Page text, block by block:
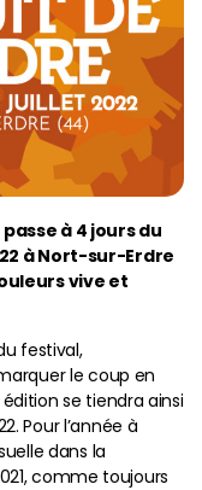
à 4 jours du
à Nort-sur-Erdre
vive et
festival,
le coup en
se tiendra ainsi
Pour l’année à
dans la
comme toujours